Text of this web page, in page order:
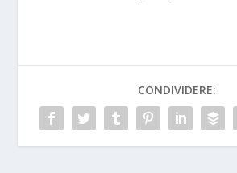
CONDIVIDERE: